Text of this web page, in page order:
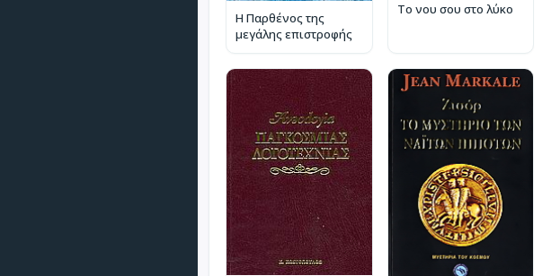
Η Παρθένος της
μεγάλης επιστροφής
Το νου σου στο λύκο